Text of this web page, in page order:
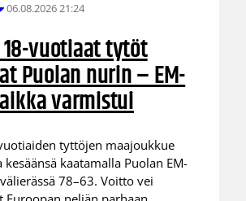
06.08.2026 21:24
vuotiaat tytöt
Puolan nurin – EM-
varmistui
tyttöjen maajoukkue
kesäänsä kaatamalla Puolan EM-
78–63. Voitto vei